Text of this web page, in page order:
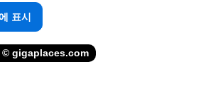
표시
© gigaplaces.com